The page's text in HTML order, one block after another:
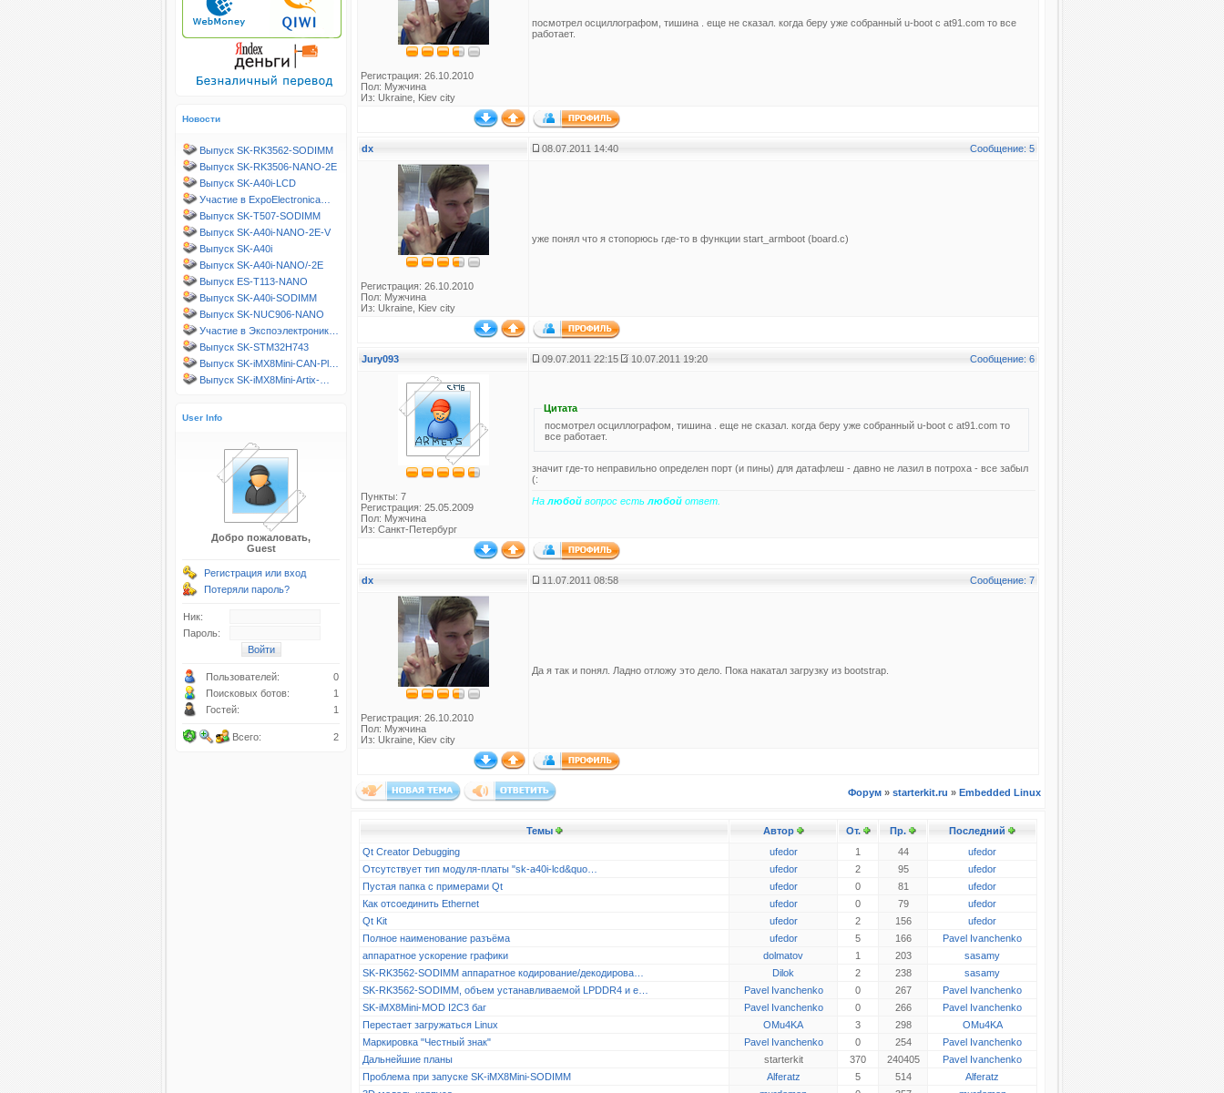
Новости
Выпуск SK-RK3562-SODIMM
Выпуск SK-RK3506-NANO-2E
Выпуск SK-A40i-LCD
Участие в ExpoElectronica…
Выпуск SK-T507-SODIMM
Выпуск SK-A40i-NANO-2E-V
Выпуск SK-A40i
Выпуск SK-A40i-NANO/-2E
Выпуск ES-T113-NANO
Выпуск SK-A40i-SODIMM
Выпуск SK-NUC906-NANO
Участие в Экспоэлектроник…
Выпуск SK-STM32H743
Выпуск SK-iMX8Mini-CAN-Pl…
Выпуск SK-iMX8Mini-Artix-…
User Info
Добро пожаловать,
Guest
Регистрация или вход
Потеряли пароль?
Ник:
Пароль:
Пользователей:
0
Поисковых ботов:
1
Гостей:
1
Всего: 2
Регистрация: 26.10.2010
Пол: Мужчина
Из: Ukraine, Kiev city
посмотрел осциллографом, тишина . еще не сказал. когда беру уже собранный u-boot с at91.com то все
работает.
dx 08.07.2011 14:40 Сообщение: 5
Регистрация: 26.10.2010
Пол: Мужчина
Из: Ukraine, Kiev city
уже понял что я стопорюсь где-то в функции start_armboot (board.c)
Jury093 09.07.2011 22:15 10.07.2011 19:20 Сообщение: 6
Пункты: 7
Регистрация: 25.05.2009
Пол: Мужчина
Из: Санкт-Петербург
Цитата
посмотрел осциллографом, тишина . еще не сказал. когда беру уже собранный u-boot с at91.com то
все работает.
значит где-то неправильно определен порт (и пины) для датафлеш - давно не лазил в потроха - все забыл
(:
На любой вопрос есть любой ответ.
dx 11.07.2011 08:58 Сообщение: 7
Регистрация: 26.10.2010
Пол: Мужчина
Из: Ukraine, Kiev city
Да я так и понял. Ладно отложу это дело. Пока накатал загрузку из bootstrap.
Форум » starterkit.ru » Embedded Linux
Темы Автор От. Пр.
Последний
Qt Creator Debugging
ufedor 1 44
ufedor
Отсутствует тип модуля-платы "sk-a40i-lcd&quo…
ufedor 2 95
ufedor
Пустая папка с примерами Qt
ufedor 0 81
ufedor
Как отсоединить Ethernet
ufedor 0 79
ufedor
Qt Kit
ufedor 2 156
ufedor
Полное наименование разъёма
ufedor 5 166
Pavel Ivanchenko
аппаратное ускорение графики
dolmatov 1 203
sasamy
SK-RK3562-SODIMM аппаратное кодирование/декодирова…
Dilok 2 238
sasamy
SK-RK3562-SODIMM, объем устанавливаемой LPDDR4 и e…
Pavel Ivanchenko 0 267
Pavel Ivanchenko
SK-iMX8Mini-MOD I2C3 баг
Pavel Ivanchenko 0 266
Pavel Ivanchenko
Перестает загружаться Linux
OMu4KA 3 298
OMu4KA
Маркировка "Честный знак"
Pavel Ivanchenko 0 254
Pavel Ivanchenko
Дальнейшие планы
starterkit 370 240405
Pavel Ivanchenko
Проблема при запуске SK-iMX8Mini-SODIMM
Alferatz 5 514
Alferatz